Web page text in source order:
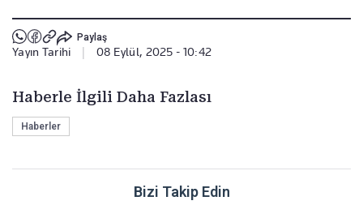
Paylaş
Yayın Tarihi 08 Eylül, 2025 - 10:42
Haberle İlgili Daha Fazlası
Haberler
Bizi Takip Edin